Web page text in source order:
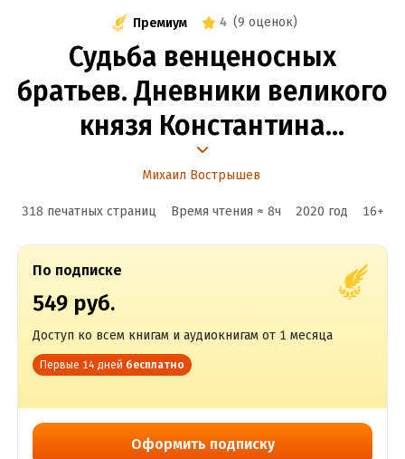
Премиум 4 (9 оценок)
Судьба венценосных
братьев. Дневники великого
князя Константина
Константиновича
Михаил Вострышев
318 печатных страниц Время чтения ≈ 8ч 2020 год 16+
По подписке
549 руб.
Доступ ко всем книгам и аудиокнигам от 1 месяца
Первые 14 дней бесплатно
Оформить подписку